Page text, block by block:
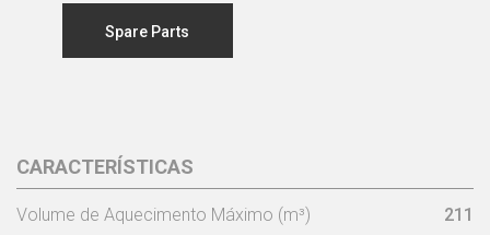
Spare Parts
CARACTERÍSTICAS
Volume de Aquecimento Máximo (m³) 211